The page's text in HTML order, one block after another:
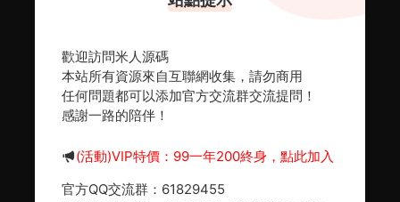
歡迎訪問米人源碼
本站所有資源來自互聯網收集，請勿商用
任何問題都可以添加官方交流群交流提問！
感謝一路的陪伴！
(活動)VIP特價：99一年200終身，點此加入
官方QQ交流群：61829455